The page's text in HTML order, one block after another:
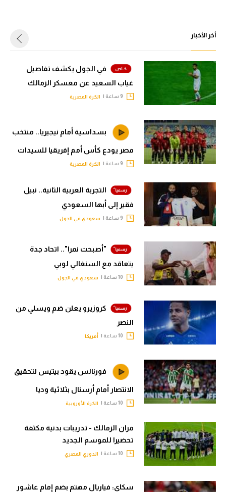
أخر الأخبار
في الجول يكشف تفاصيل
غياب السعيد عن معسكر الزمالك
الكرة المصرية
بسداسية أمام نيجيريا.. منتخب
مصر يودع كأس أمم إفريقيا للسيدات
الكرة المصرية
التجربة العربية الثانية.. نبيل
فقير إلى أبها السعودي
سعودي في الجول
"أصبحت نمرا".. اتحاد جدة
يتعاقد مع السنغالي لوبي
سعودي في الجول
كروزيرو يعلن ضم ويسلي من
النصر
أمريكا
فورنالس يقود بيتيس لتحقيق
الانتصار أمام أرسنال بثلاثية وديا
الكرة الأوروبية
مران الزمالك - تدريبات بدنية مكثفة
تحضيرا للموسم الجديد
الدوري المصري
سكاي: فياريال مهتم بضم إمام عاشور